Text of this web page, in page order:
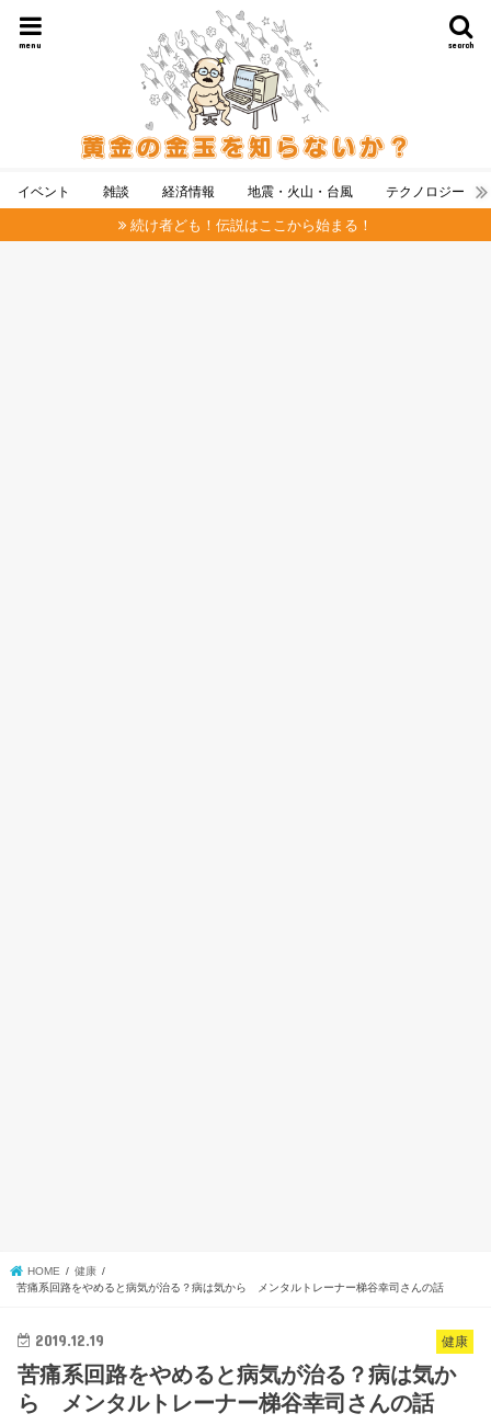
search
menu
イベント 雑談 経済情報 地震・火山・台風 テクノロジー
続け者ども！伝説はここから始まる！
HOME
健康
苦痛系回路をやめると病気が治る？病は気から メンタルトレーナー梯谷幸司さんの話
健康
2019.12.19
苦痛系回路をやめると病気が治る？病は気か
ら メンタルトレーナー梯谷幸司さんの話